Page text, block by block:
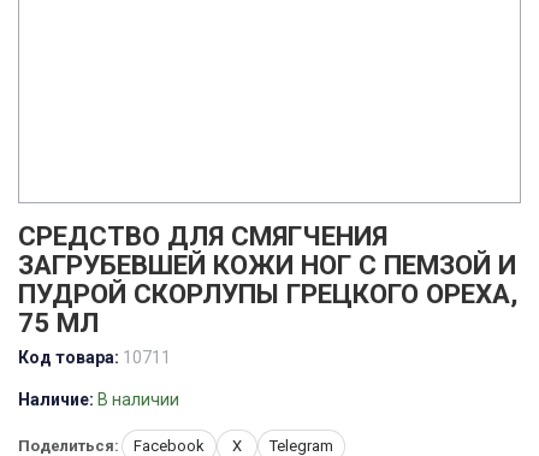
СРЕДСТВО ДЛЯ СМЯГЧЕНИЯ
ЗАГРУБЕВШЕЙ КОЖИ НОГ С ПЕМЗОЙ И
ПУДРОЙ СКОРЛУПЫ ГРЕЦКОГО ОРЕХА,
75 МЛ
Код товара: 10711
Наличие: В наличии
Поделиться: Facebook X Telegram